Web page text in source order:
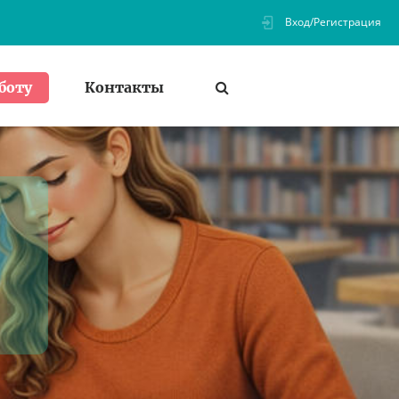
Вход/Регистрация
Контакты